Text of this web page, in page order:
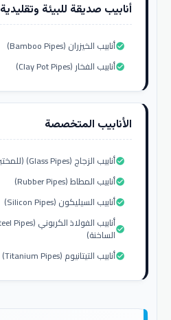
أنابيب صديقة للبيئة وتقليدية
أنابيب الخيزران (Bamboo Pipes)check_circle
أنابيب الفخار (Clay Pot Pipes)check_circle
الأنابيب المتخصصة
أنابيب الزجاج (Glass Pipes) (للمختبرات)check_circle
أنابيب المطاط (Rubber Pipes)check_circle
أنابيب السيليكون (Silicon Pipes)check_circle
الساخنة)check_circle
أنابيب التيتانيوم (Titanium Pipes) (للبيئات المسببة للتآكل)check_circle